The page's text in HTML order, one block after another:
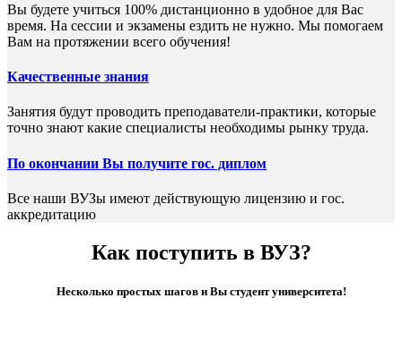
Вы будете учиться 100% дистанционно в удобное для Вас
время. На сессии и экзамены ездить не нужно. Мы помогаем
Вам на протяжении всего обучения!
Качественные знания
Занятия будут проводить преподаватели-практики, которые
точно знают какие специалисты необходимы рынку труда.
По окончании Вы получите гос. диплом
Все наши ВУЗы имеют действующую лицензию и гос.
аккредитацию
Как поступить в ВУЗ?
Несколько простых шагов и Вы студент университета!